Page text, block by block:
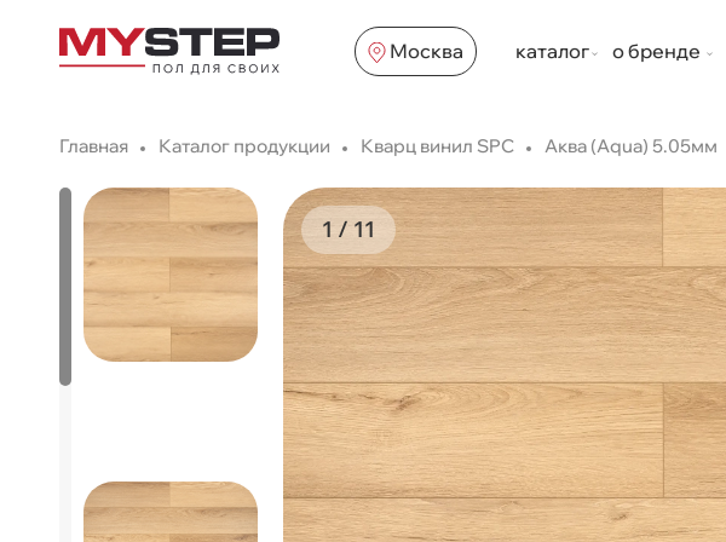
Москва каталог о бренде
Главная Каталог продукции Кварц винил SPC Аква (Aqua) 5.05мм
1 / 11